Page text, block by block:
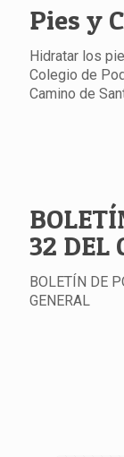
Pies y
Hidratar los
Colegio de
Camino de
32 DEL
BOLETÍN DE
GENERAL